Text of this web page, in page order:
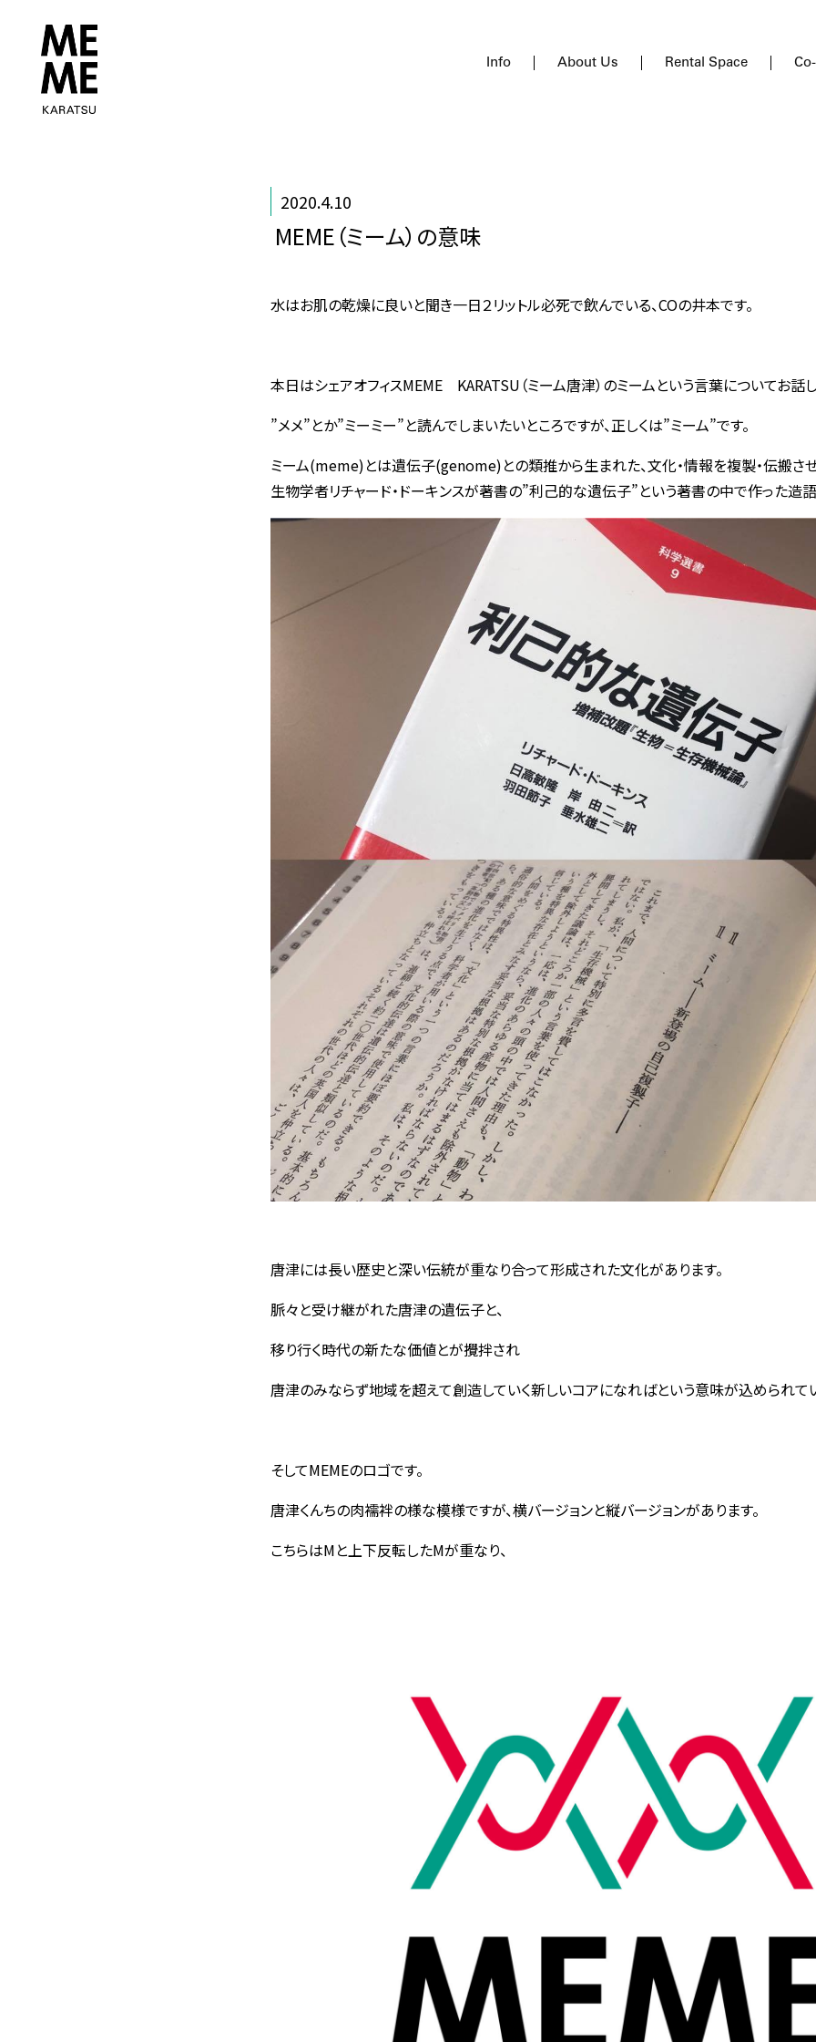
Info About Us Rental Space
2020.4.10
MEME（ミーム）の意味
水はお肌の乾燥に良いと聞き一日２リットル必死で飲んでいる、COの井本です。
本日はシェアオフィスMEME KARATSU（ミーム唐津）のミームという言葉についてお話
”メメ”とか”ミーミー”と読んでしまいたいところですが、正しくは”ミーム”です。
ミーム(meme)とは遺伝子(genome)との類推から生まれた、文化・情報を複製・伝搬さ
生物学者リチャード・ドーキンスが著書の”利己的な遺伝子”という著書の中で作った造語
唐津には長い歴史と深い伝統が重なり合って形成された文化があります。
脈々と受け継がれた唐津の遺伝子と、
移り行く時代の新たな価値とが攪拌され
唐津のみならず地域を超えて創造していく新しいコアになればという意味が込められて
そしてMEMEのロゴです。
唐津くんちの肉襦袢の様な模様ですが、横バージョンと縦バージョンがあります。
こちらはMと上下反転したMが重なり、